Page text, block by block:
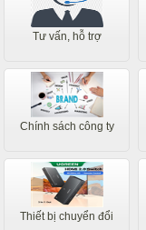
Tư vấn, hỗ trợ
Chính sách công ty
Thiết bị chuyển đổi